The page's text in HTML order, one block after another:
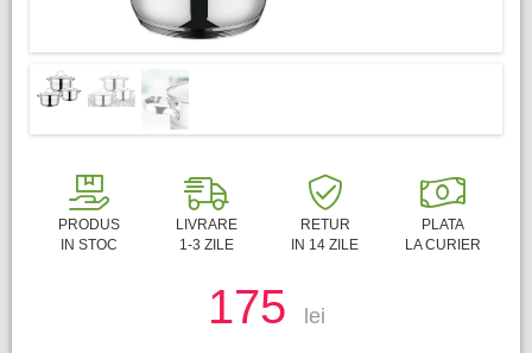
PRODUS
IN STOC
LIVRARE
1-3 ZILE
RETUR
IN 14 ZILE
PLATA
LA CURIER
175 lei